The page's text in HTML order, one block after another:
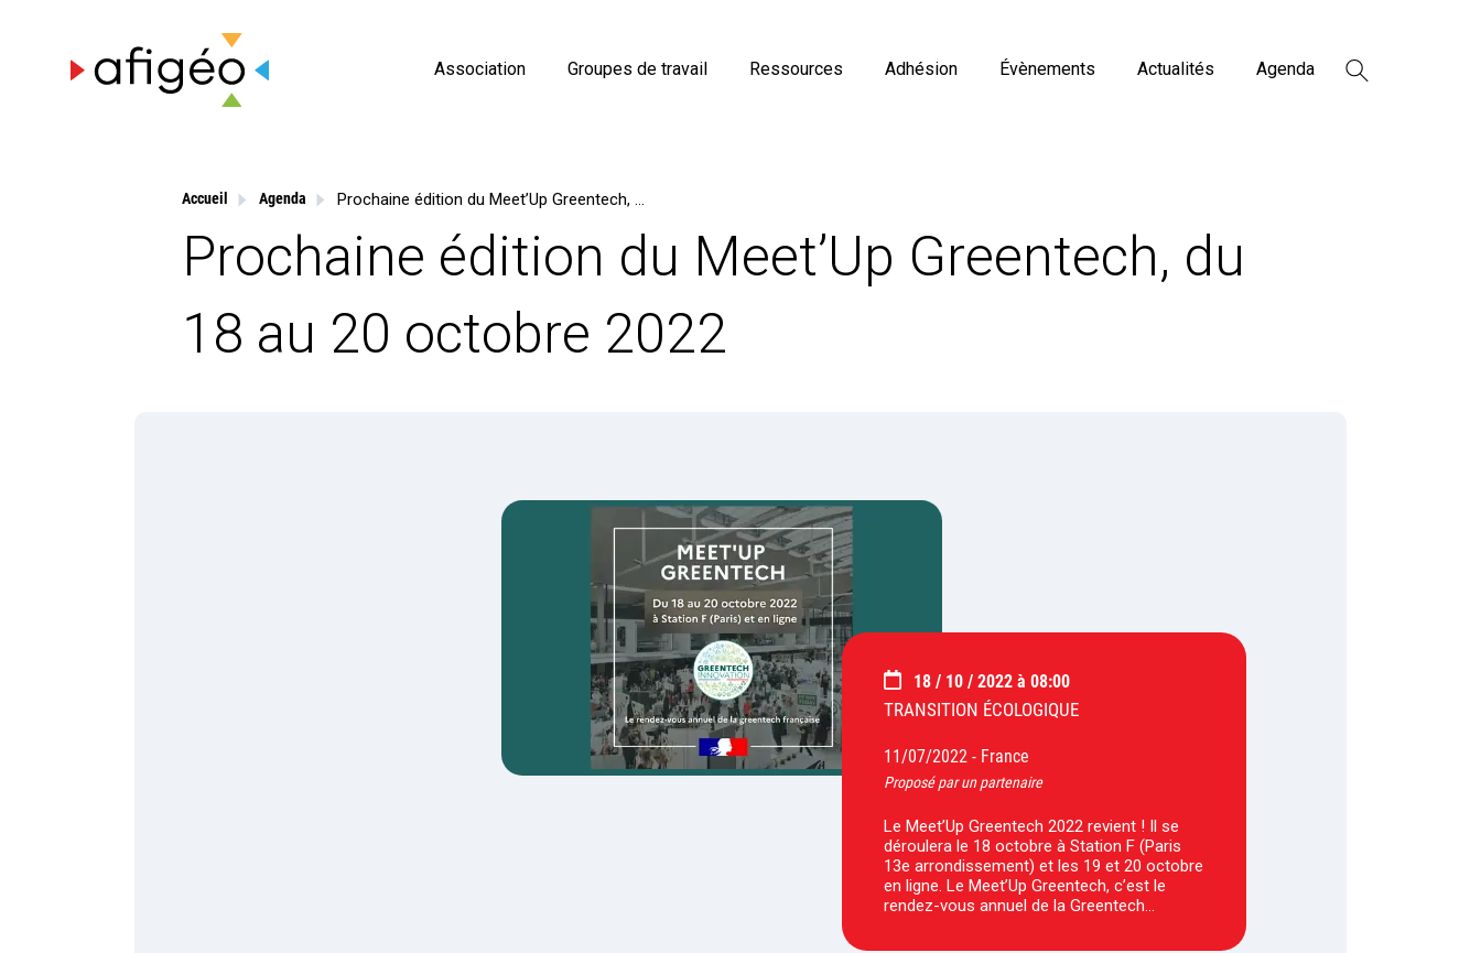
Association Groupes de travail Ressources Adhésion Évènements Actualités Agenda
Accueil Agenda
Prochaine édition du Meet’Up Greentech, du
18 au 20 octobre 2022
18 / 10 / 2022 à 08:00
TRANSITION ÉCOLOGIQUE
11/07/2022 - France
Proposé par un partenaire
Le Meet’Up Greentech 2022 revient ! Il se
déroulera le 18 octobre à Station F (Paris
13e arrondissement) et les 19 et 20 octobre
en ligne. Le Meet’Up Greentech, c’est le
rendez-vous annuel de la Greentech…